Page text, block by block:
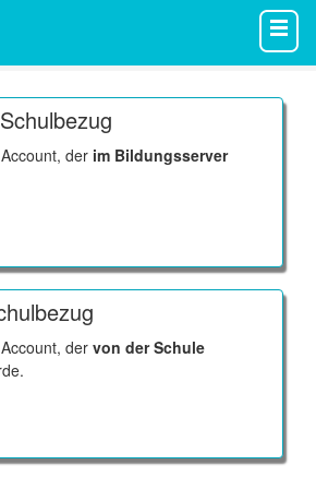
der im Bildungsserver
der von der Schule